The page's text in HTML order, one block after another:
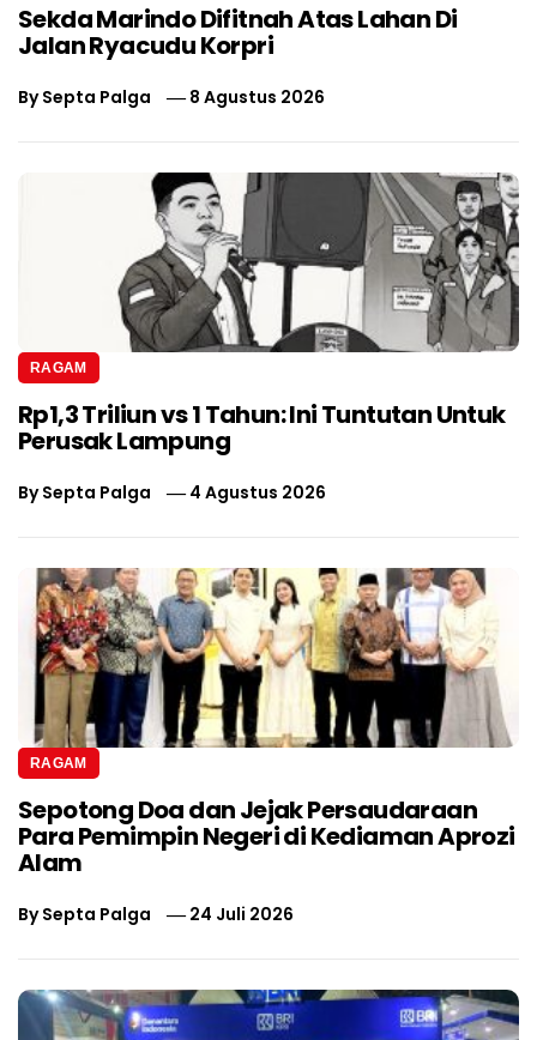
Sekda Marindo Difitnah Atas Lahan Di
Jalan Ryacudu Korpri
BySepta Palga 8 Agustus 2026
RAGAM
Rp1,3 Triliun vs 1 Tahun: Ini Tuntutan Untuk
Perusak Lampung
BySepta Palga 4 Agustus 2026
RAGAM
Sepotong Doa dan Jejak Persaudaraan
Para Pemimpin Negeri di Kediaman Aprozi
Alam
BySepta Palga 24 Juli 2026